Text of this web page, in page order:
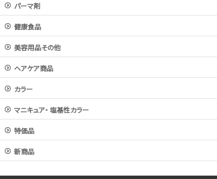
パーマ剤
健康食品
美容用品その他
ヘアケア商品
カラー
マニキュア・ 塩基性カラー
特価品
新商品